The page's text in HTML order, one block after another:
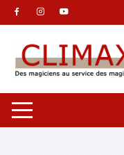
Aller
au
contenu